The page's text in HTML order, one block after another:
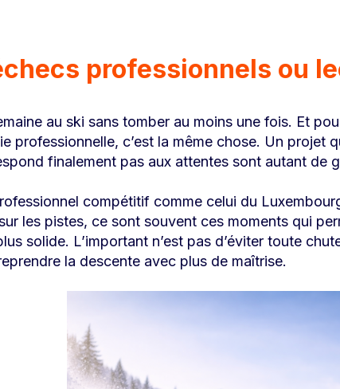
professionnels ou
au ski sans tomber au moins une fois. Et
professionnelle, c’est la même chose. Un projet
finalement pas aux attentes sont autant de
compétitif comme celui du
les pistes, ce sont souvent ces moments qui
solide. L’important n’est pas d’éviter toute
la descente avec plus de maîtrise.